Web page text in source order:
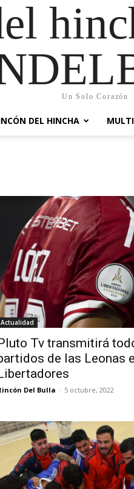
Un Solo Corazón
DEL HINCHA
Actualidad
Tv transmitirá
de las Leonas
Del Bulla - 5 octubre, 2022